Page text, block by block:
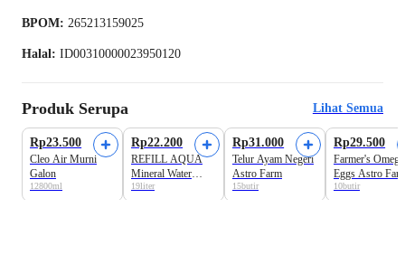
BPOM: 265213159025
Halal: ID00310000023950120
Produk Serupa Lihat Semua
Rp23.500
Cleo Air Murni
Galon
12800ml
Rp22.200
REFILL AQUA
Mineral Water
Galon
19liter
Rp31.000
Telur Ayam Negeri
Astro Farm
15butir
Rp29.500
Farmer's
Eggs Astro
10butir